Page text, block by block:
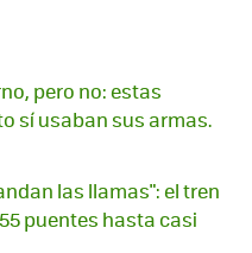
pero no: estas
sí usaban sus armas.
las llamas": el tren
puentes hasta casi